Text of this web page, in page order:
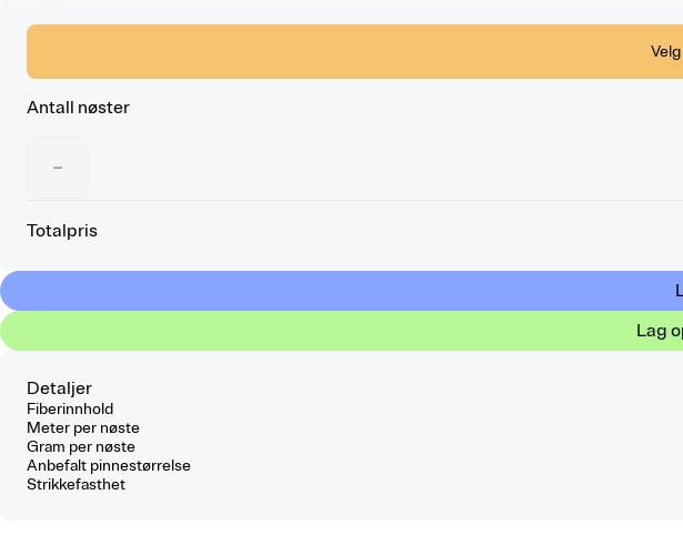
Antall nøster
−
Totalpris
Lag
Detaljer
Fiberinnhold
Meter per nøste
Gram per nøste
Anbefalt pinnestørrelse
Strikkefasthet